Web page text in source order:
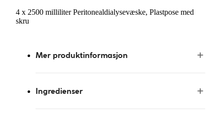
4 x 2500 milliliter Peritonealdialysevæske, Plastpose med
skru
Mer produktinformasjon
Ingredienser